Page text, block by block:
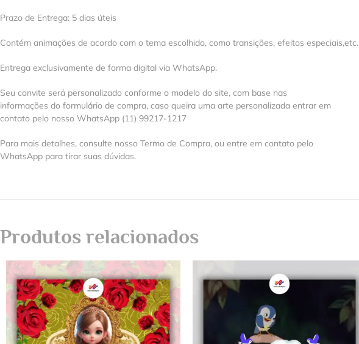
Prazo de Entrega: 5 dias úteis
Contém animações de acordo com o tema escolhido, como transições, efeitos especiais,etc.
Entrega exclusivamente de forma digital via WhatsApp.
Seu convite será personalizado conforme o modelo do site, com base nas
informações do formulário de compra, caso queira uma arte personalizada entrar em
contato pelo nosso WhatsApp (11) 99217-1217
Para mais detalhes, consulte nosso Termo de Compra, ou entre em contato pelo
WhatsApp para tirar suas dúvidas.
Produtos relacionados